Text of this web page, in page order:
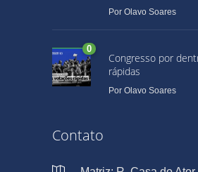
Por Olavo Soares
0
Congresso por
rápidas
Por Olavo Soares
Contato